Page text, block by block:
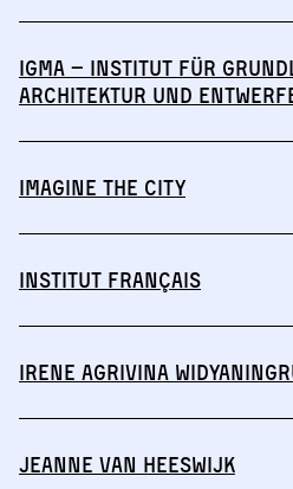
IGmA – Institut für
Architektur und
IMAGINE THE CITY
Institut français
Irene Agrivina
Jeanne van Heeswijk